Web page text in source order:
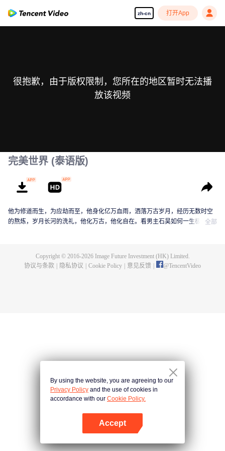
zh-cn 打开App
很抱歉，由于版权限制，您所在的地区暂时无法播
放该视频
完美世界 (泰语版)
他为修道而生，为应劫而至，他身化亿万血雨，洒落万古岁月，经历无数时空
的熬炼，岁月长河的洗礼，他化万古，他化自在。看男主石昊如何一生极致辉
全部
Copyright © 2016-2026Image Future Investment (HK) Limited.
协议与条款
隐私协议 Cookie Policy 意见反馈 @TencentVideo
By using the website, you are agreeing to our
Privacy Policy and the use of cookies in
accordance with our Cookie Policy.
Accept